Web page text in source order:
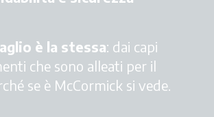
è la stessa: dai capi
che sono alleati per il
se è McCormick si vede.